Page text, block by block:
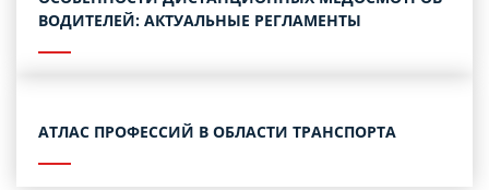
ВОДИТЕЛЕЙ: АКТУАЛЬНЫЕ РЕГЛАМЕНТЫ
АТЛАС ПРОФЕССИЙ В ОБЛАСТИ ТРАНСПОРТА